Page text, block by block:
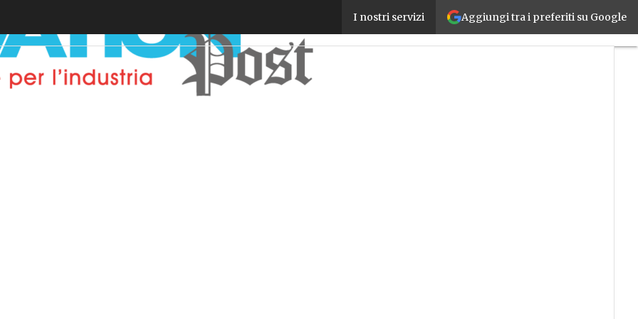
Aggiungi tra i preferiti su Google
I nostri servizi
Servitization: una strada di crescita per i